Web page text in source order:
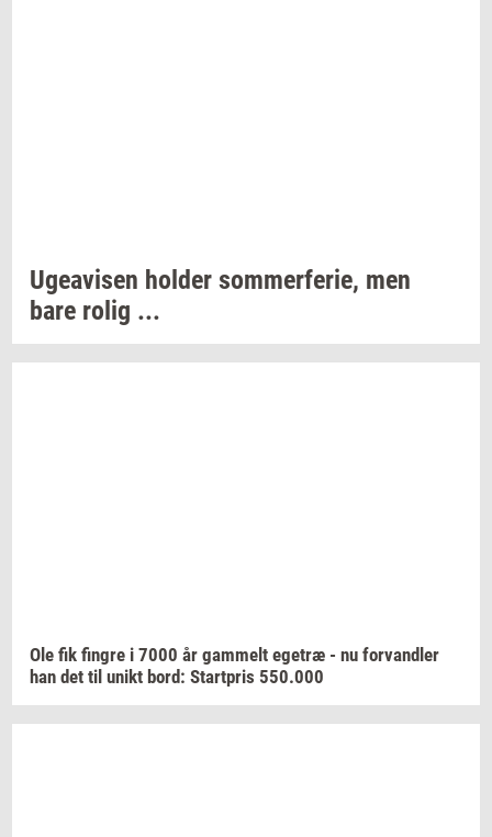
Ugea­vi­sen hol­der som­mer­fe­rie, men
bare rolig ...
Ole fik fin­gre i 7000 år gam­melt ege­træ - nu for­vand­ler
han det til unikt bord: Start­pris 550.000